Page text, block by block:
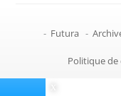
- Futura -
Politique